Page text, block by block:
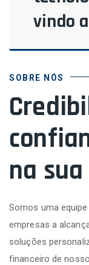
vindo
SOBRE NÓS
na
Somos uma
empresas a
soluções
financeiro de